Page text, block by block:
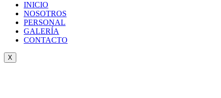
INICIO
NOSOTROS
PERSONAL
GALERÍA
CONTACTO
X